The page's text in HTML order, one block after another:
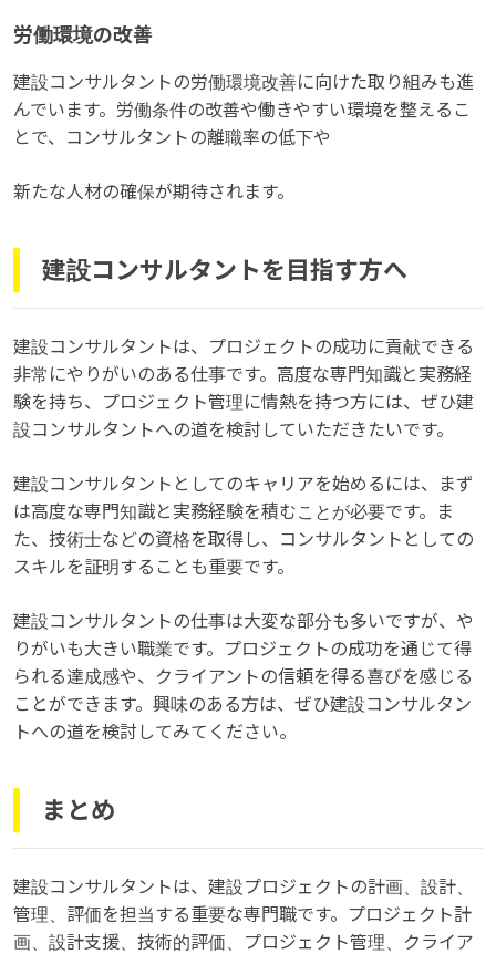
労働環境の改善
建設コンサルタントの労働環境改善に向けた取り組みも進
んでいます。労働条件の改善や働きやすい環境を整えるこ
とで、コンサルタントの離職率の低下や
新たな人材の確保が期待されます。
建設コンサルタントを目指す方へ
建設コンサルタントは、プロジェクトの成功に貢献できる
非常にやりがいのある仕事です。高度な専門知識と実務経
験を持ち、プロジェクト管理に情熱を持つ方には、ぜひ建
設コンサルタントへの道を検討していただきたいです。
建設コンサルタントとしてのキャリアを始めるには、まず
は高度な専門知識と実務経験を積むことが必要です。ま
た、技術士などの資格を取得し、コンサルタントとしての
スキルを証明することも重要です。
建設コンサルタントの仕事は大変な部分も多いですが、や
りがいも大きい職業です。プロジェクトの成功を通じて得
られる達成感や、クライアントの信頼を得る喜びを感じる
ことができます。興味のある方は、ぜひ建設コンサルタン
トへの道を検討してみてください。
まとめ
建設コンサルタントは、建設プロジェクトの計画、設計、
管理、評価を担当する重要な専門職です。プロジェクト計
画、設計支援、技術的評価、プロジェクト管理、クライア